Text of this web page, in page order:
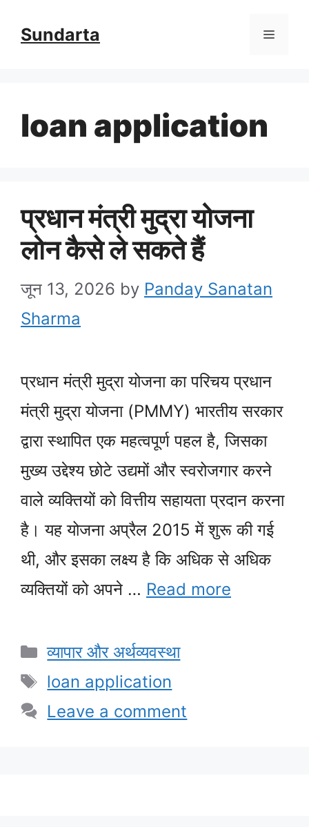
Sundarta Menu
loan application
प्रधान मंत्री मुद्रा योजना
लोन कैसे ले सकते हैं
जून 13, 2026 by Panday Sanatan
Sharma
प्रधान मंत्री मुद्रा योजना का परिचय प्रधान
मंत्री मुद्रा योजना (PMMY) भारतीय सरकार
द्वारा स्थापित एक महत्वपूर्ण पहल है, जिसका
मुख्य उद्देश्य छोटे उद्यमों और स्वरोजगार करने
वाले व्यक्तियों को वित्तीय सहायता प्रदान करना
है। यह योजना अप्रैल 2015 में शुरू की गई
थी, और इसका लक्ष्य है कि अधिक से अधिक
व्यक्तियों को अपने … Read more
Categories
व्यापार और अर्थव्यवस्था
Tags
loan application
Leave a comment